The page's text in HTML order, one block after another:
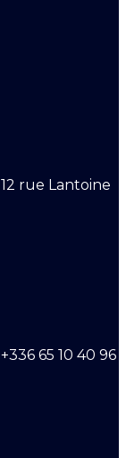
12 rue Lantoine
+336 65 10 40 96